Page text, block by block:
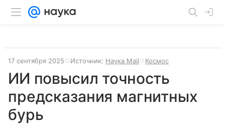
17 сентября 2025 Источник: Наука Mail Космос
ИИ повысил точность
предсказания магнитных
бурь